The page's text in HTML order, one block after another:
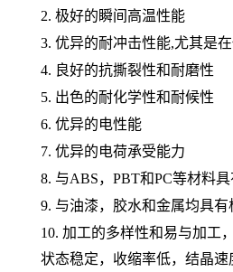
2. 极好的瞬间高温性能
3. 优异的耐冲击性能,尤其是
4. 良好的抗撕裂性和耐磨性
5. 出色的耐化学性和耐候性
6. 优异的电性能
7. 优异的电荷承受能力
8. 与ABS， PBT和PC等材料
9. 与油漆，胶水和金属均具有
10. 加工的多样性和易与加工，
状态稳定， 收缩率低，结晶速